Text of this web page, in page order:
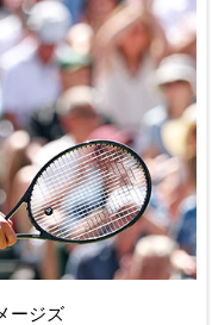
ージズ